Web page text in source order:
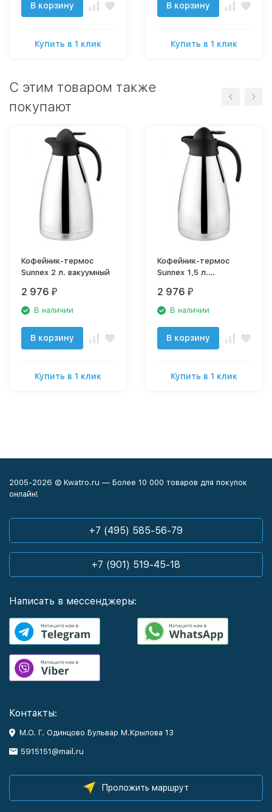
В корзину
Купить в 1 клик
В корзину
Купить в 1 клик
C этим товаром также
покупают
Кофейник-термос
Sunnex 2 л. вакуумный
2 976 ₽
В наличии
В корзину
Купить в 1 клик
Кофейник-термос
Sunnex 1,5 л.
2 976 ₽
В наличии
В корзину
Купить в 1 клик
2005-2026 © Kwatro.ru — Более 10 000 товаров для покупок
онлайн!
+7 (495) 585-56-79
+7 (901) 519-45-18
Написать в мессенджеры:
Контакты:
М.О. Г. Одинцово Бульвар М.Крылова 13
5915151@mail.ru
Проложить маршрут